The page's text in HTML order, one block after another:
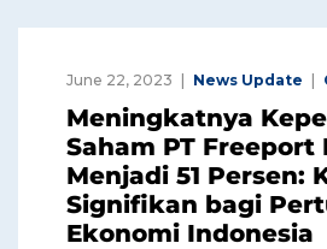
June 22, 2023 News Update
Meningkatnya
Saham PT Freeport
Menjadi 51 Persen:
Signifikan bagi
Ekonomi Indonesia